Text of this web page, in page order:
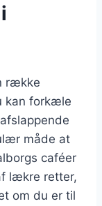
række
kan forkæle
måde at
caféer
lækre retter,
om du er til